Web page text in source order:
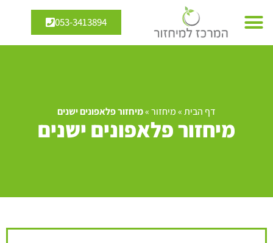
053-3413894
דף הבית»מיחזור»מיחזור פלאפונים ישנים
מיחזור פלאפונים ישנים